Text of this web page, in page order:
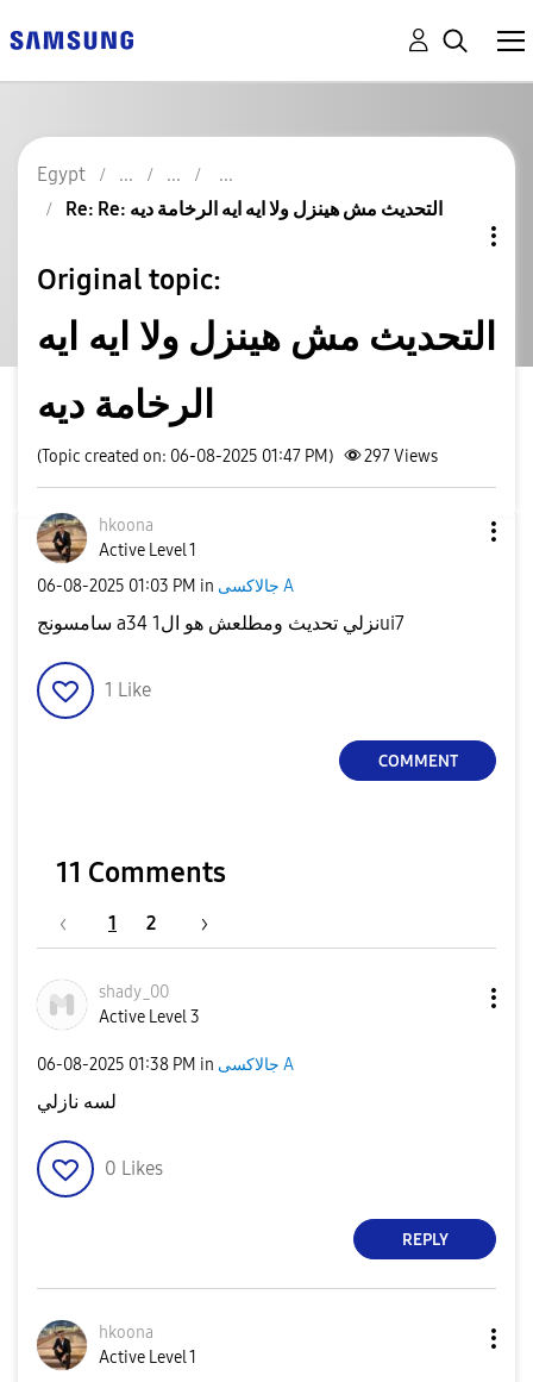
Egypt
Re: Re: التحديث مش هينزل ولا ايه ايه الرخامة ديه
Original topic:
التحديث مش هينزل ولا ايه ايه
الرخامة ديه
(Topic created on: 06-08-2025 01:47 PM) 297Views
hkoona
Active Level 1
‎06-08-2025 01:03 PM in جالاكسى A
سامسونج a34 نزلي تحديث ومطلعش هو ال1ui7
1 Like
COMMENT
11 Comments
1 2
shady_00
Active Level 3
‎06-08-2025 01:38 PM in جالاكسى A
لسه نازلي
0 Likes
REPLY
hkoona
Active Level 1